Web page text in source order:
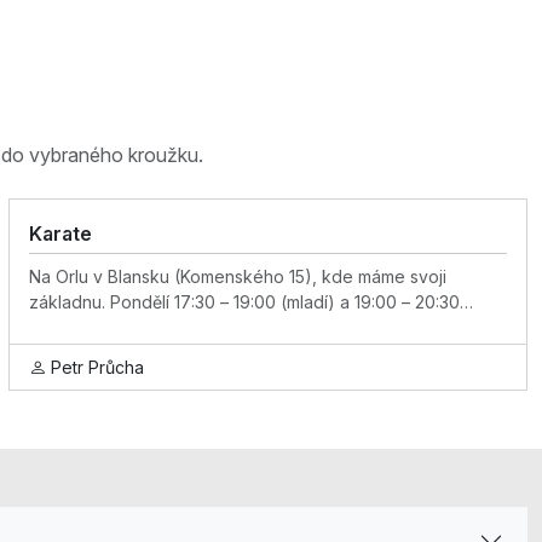
vybraného kroužku.
Karate
Na Orlu v Blansku (Komenského 15), kde máme svoji
základnu. Pondělí 17:30 – 19:00 (mladí) a 19:00 – 20:30
Rybníkem 401), kde nás to prostě baví. Čtvrtek 17:15 – 18:30
Petr Průcha